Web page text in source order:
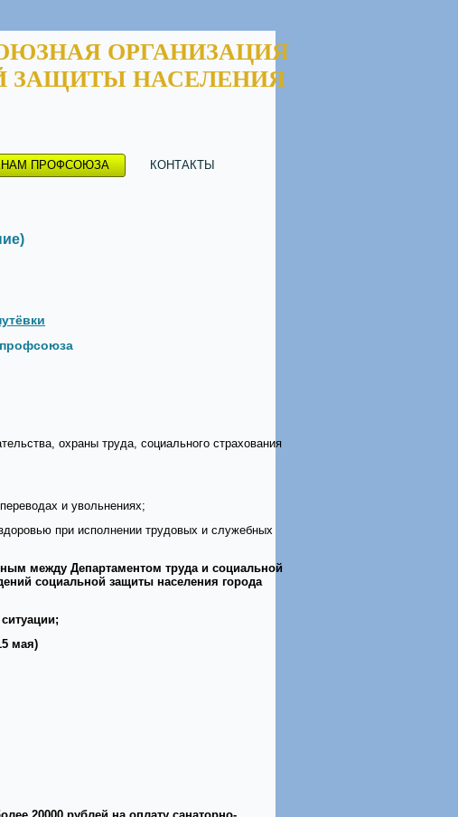
ОРГАНИЗАЦИЯ
ЗАЩИТЫ НАСЕЛЕНИЯ
ПРОФСОЮЗА КОНТАКТЫ
профсоюза
охраны труда, социального страхования
и увольнениях;
при исполнении трудовых и служебных
между Департаментом труда и социальной
социальной защиты населения города
мая)